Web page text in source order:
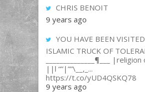
CHRIS BENOIT
9 years ago
YOU HAVE BEEN
ISLAMIC TRUCK OF
______________¶___
||l “”|””\__,_...
https://t.co/yUD4QSKQ78
9 years ago